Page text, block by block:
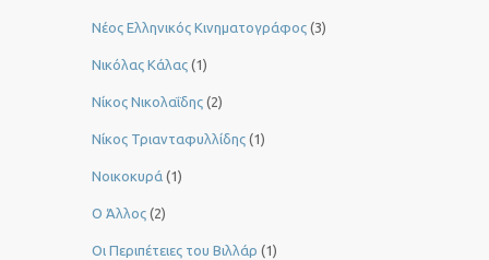
Νέος Ελληνικός Κινηματογράφος (3)
Νικόλας Κάλας (1)
Νίκος Νικολαΐδης (2)
Νίκος Τριανταφυλλίδης (1)
Νοικοκυρά (1)
Ο Άλλος (2)
Οι Περιπέτειες του Βιλλάρ (1)